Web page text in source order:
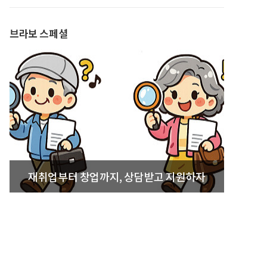
브라보 스페셜
재취업부터 창업까지, 상담받고 지원하자